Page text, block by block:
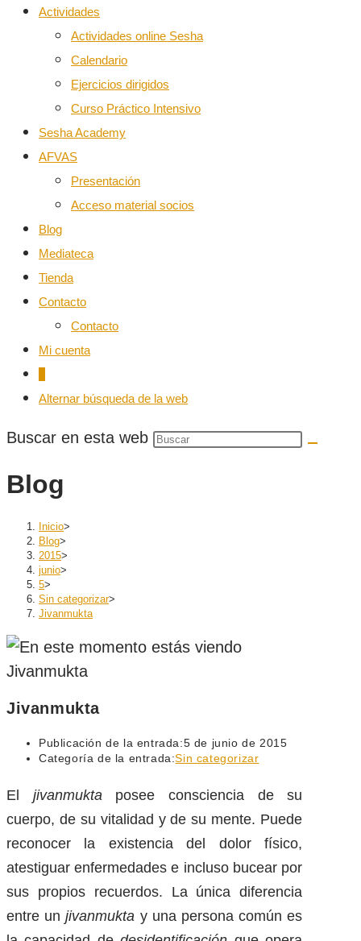
Actividades
Actividades online Sesha
Calendario
Ejercicios dirigidos
Curso Práctico Intensivo
Sesha Academy
AFVAS
Presentación
Acceso material socios
Blog
Mediateca
Tienda
Contacto
Contacto
Mi cuenta
Alternar búsqueda de la web
Buscar en esta web
Blog
Inicio>
Blog>
2015>
junio>
5>
Sin categorizar>
Jivanmukta
Jivanmukta
Publicación de la entrada:5 de junio de 2015
Categoría de la entrada:Sin categorizar
El jivanmukta posee consciencia de su
cuerpo, de su vitalidad y de su mente. Puede
reconocer la existencia del dolor físico,
atestiguar enfermedades e incluso bucear por
sus propios recuerdos. La única diferencia
entre unjivanmukta y una persona común es